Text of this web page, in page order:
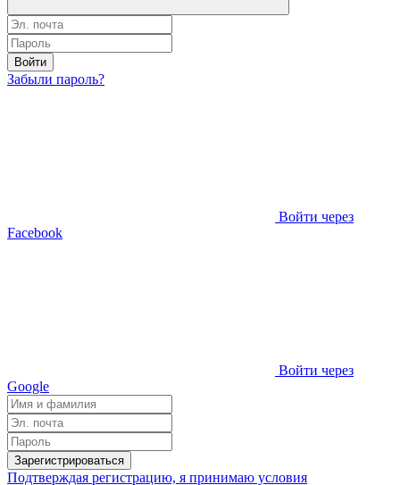
Войти
Забыли пароль?
Войти через
Facebook
Войти через
Google
Зарегистрироваться
Подтверждая регистрацию, я принимаю условия